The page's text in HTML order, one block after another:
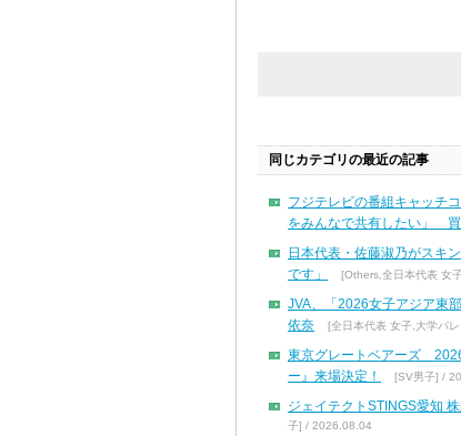
同じカテゴリの最近の記事
フジテレビの番組キャッチ
をみんなで共有したい」
日本代表・佐藤淑乃がスキ
です」
[Others,全日本代表 女
JVA、「2026女子アジア東
依奈
[全日本代表 女子,大学バ
東京グレートベアーズ
ー』来場決定！
[SV男子] /
ジェイテクトSTINGS愛知
子] / 2026.08.04